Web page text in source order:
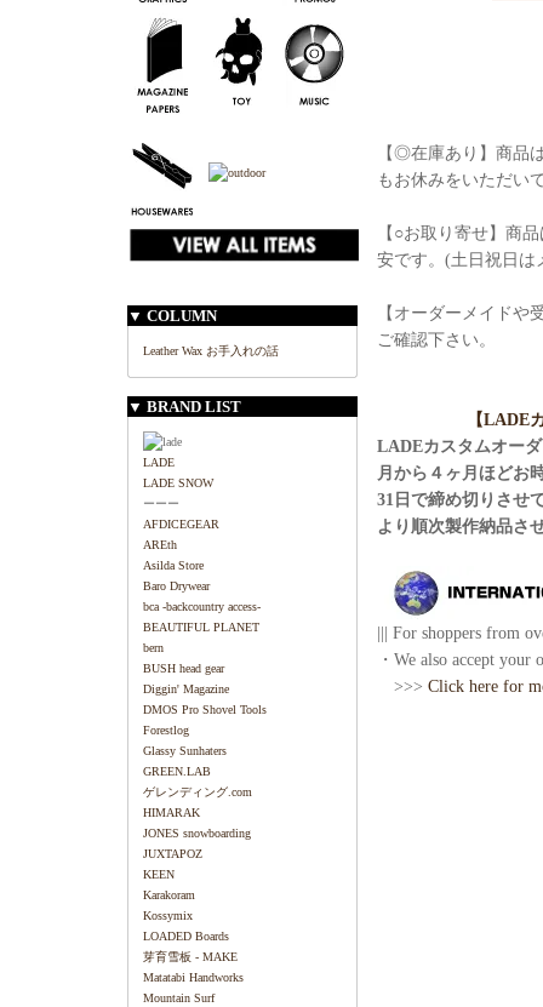
▼ COLUMN
Leather Wax お手入れの話
▼ BRAND LIST
LADE
LADE SNOW
ーーー
AFDICEGEAR
AREth
Asilda Store
Baro Drywear
bca -backcountry access-
BEAUTIFUL PLANET
bern
BUSH head gear
Diggin' Magazine
DMOS Pro Shovel Tools
Forestlog
Glassy Sunhaters
GREEN.LAB
ゲレンディング.com
HIMARAK
JONES snowboarding
JUXTAPOZ
KEEN
Karakoram
Kossymix
LOADED Boards
芽育雪板 - MAKE
Matatabi Handworks
Mountain Surf
【◎在庫あり】商品
もお休みをいただい
【○お取り寄せ】商
安です。(土日祝日は
【オーダーメイド
ご確認下さい。
【LADE
LADEカスタムオー
月から４ヶ月ほどお
31日で締め切りさせ
より順次製作納品さ
||| For shoppers from
・We also accept your
>>> Click here for